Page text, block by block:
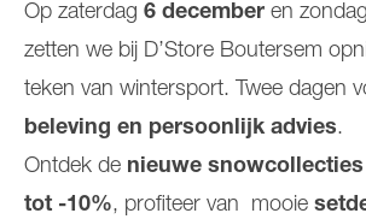
Op zaterdag 6 december en zondag
zetten we bij D’Store Boutersem
teken van wintersport. Twee dagen
beleving en persoonlijk advies.
Ontdek de nieuwe
tot -10%, profiteer van mooie